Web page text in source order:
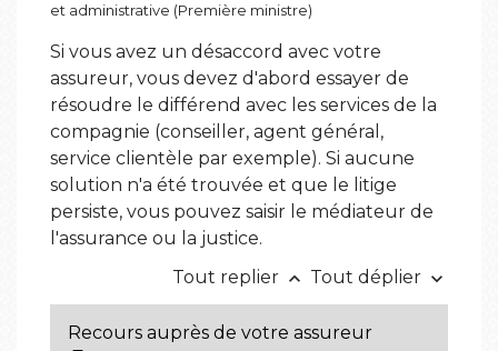
et administrative (Première ministre)
Si vous avez un désaccord avec votre
assureur, vous devez d'abord essayer de
résoudre le différend avec les services de la
compagnie (conseiller, agent général,
service clientèle par exemple). Si aucune
solution n'a été trouvée et que le litige
persiste, vous pouvez saisir le médiateur de
l'assurance ou la justice.
Tout replier keyboard_arrow_up Tout déplier keyboard_arrow_down
Recours auprès de votre assureur